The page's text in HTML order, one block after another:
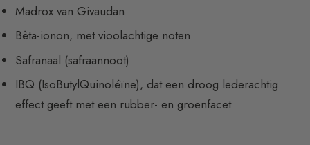
Madrox van Givaudan
Bèta-ionon, met vioolachtige noten
Safranaal (safraannoot)
IBQ (IsoButylQuinoléïne), dat een droog lederachtig
effect geeft met een rubber- en groenfacet